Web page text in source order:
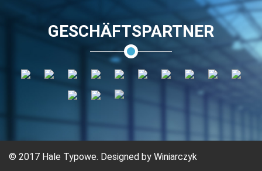
GESCHÄFTSPARTNER
© 2017 Hale Typowe. Designed by Winiarczyk